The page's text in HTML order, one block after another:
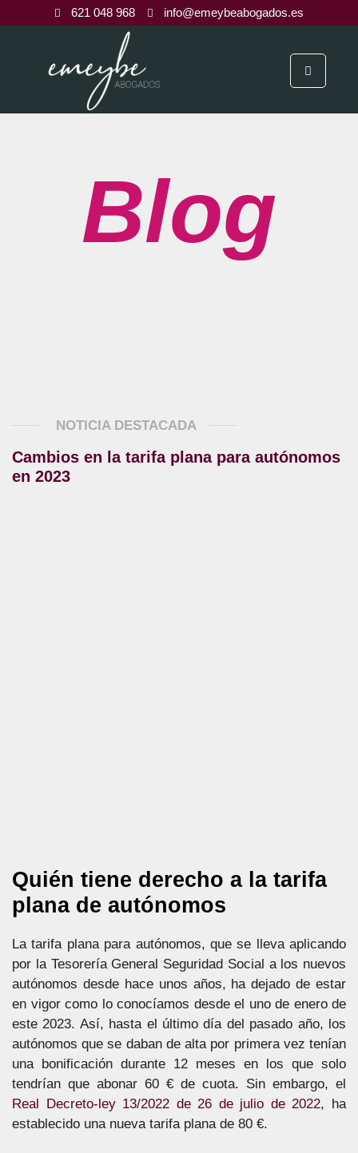
621 048 968 info@emeybeabogados.es
Blog
NOTICIA DESTACADA
Cambios en la tarifa plana para autónomos
en 2023
Quién tiene derecho a la tarifa
plana de autónomos
La tarifa plana para autónomos, que se lleva aplicando
por la Tesorería General Seguridad Social a los nuevos
autónomos desde hace unos años, ha dejado de estar
en vigor como lo conocíamos desde el uno de enero de
este 2023. Así, hasta el último día del pasado año, los
autónomos que se daban de alta por primera vez tenían
una bonificación durante 12 meses en los que solo
tendrían que abonar 60 € de cuota. Sin embargo, el
Real Decreto-ley 13/2022 de 26 de julio de 2022, ha
establecido una nueva tarifa plana de 80 €.